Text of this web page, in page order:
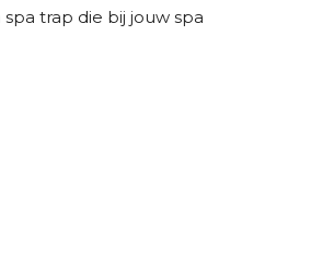
trap die bij jouw spa